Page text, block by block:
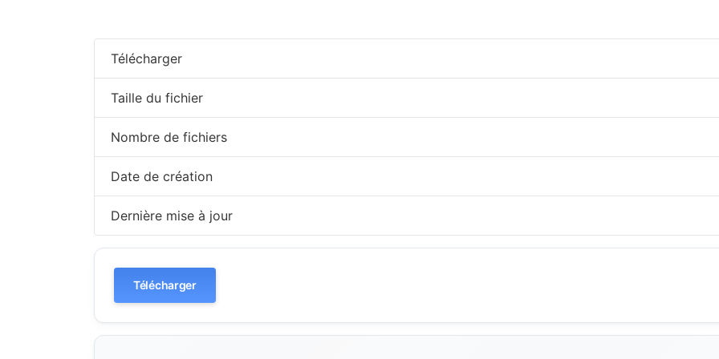
Télécharger
Taille du fichier
Nombre de fichiers
Date de création
Dernière mise à jour
Télécharger